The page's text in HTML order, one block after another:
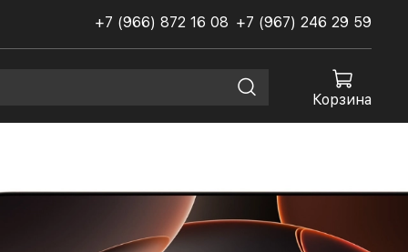
+7 (966) 872 16 08 +7 (967) 246 29 59
Корзина